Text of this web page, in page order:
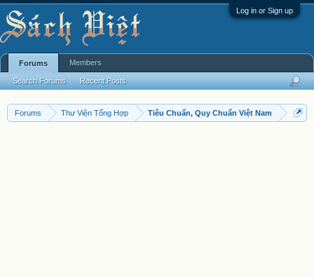
Log in or Sign up
Forums Thư Viện Tổng Hợp Tiêu Chuẩn, Quy Chuẩn Việt Nam
Forums
Search Forums Recent Posts
Members